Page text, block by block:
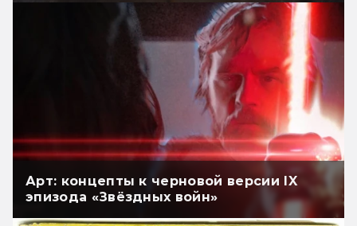
Арт: концепты к черновой версии IX
эпизода «Звёздных войн»